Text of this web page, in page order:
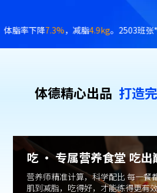
3.6kg。2504班梁*，体脂率下降7.2%，
体德精⼼出品 打造
吃 · 专属营养食堂 吃出
营养师精准计算，科学配比 每一餐
肌到减脂，吃得好，才能练得更有